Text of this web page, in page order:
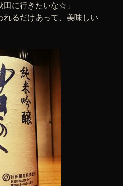
田に行きたいな☆」
れるだけあって、美味しい